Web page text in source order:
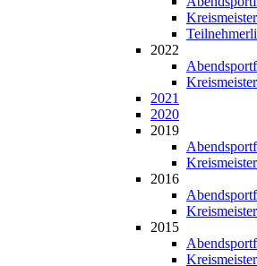
2022
2021
2020
2019
2016
2015